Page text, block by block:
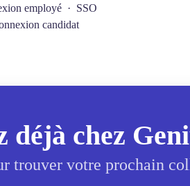
employé · SSO
candidat
déjà chez
trouver votre prochain